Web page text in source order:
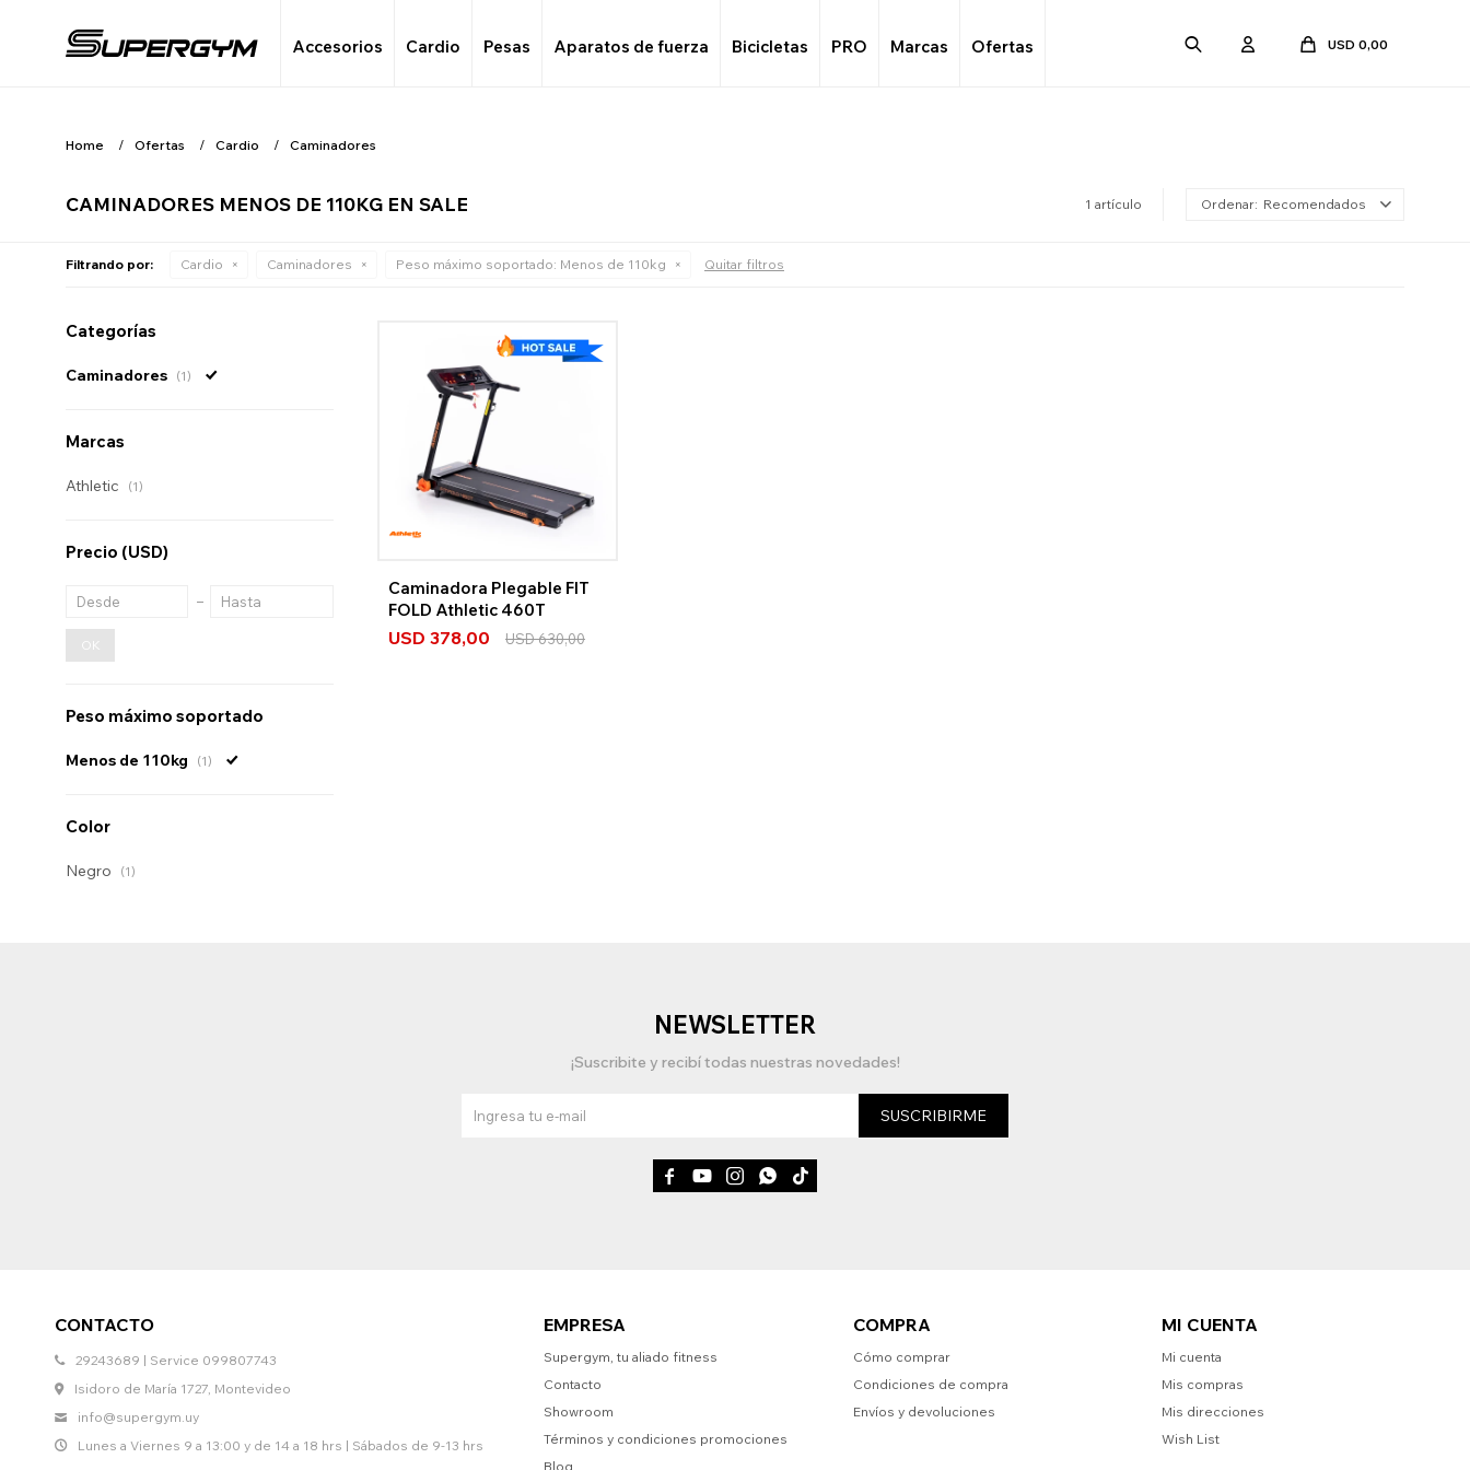
Accesorios Cardio Pesas Aparatos de fuerza Bicicletas PRO Marcas Ofertas USD 0,00
Home Ofertas Cardio Caminadores
CAMINADORES MENOS DE 110KG EN SALE 1 artículo Recomendados
Filtrando por: Cardio Caminadores Peso máximo soportado: Menos de 110kg Quitar filtros
Caminadora Plegable FIT
FOLD Athletic 460T
USD 378,00 USD630,00
Categorías
Caminadores (1)
Marcas
Athletic (1)
Precio (USD)
OK
Peso máximo soportado
Menos de 110kg (1)
Color
Negro (1)
CONTACTO
29243689 | Service 099807743
Isidoro de María 1727, Montevideo
info@supergym.uy
Lunes a Viernes 9 a 13:00 y de 14 a 18 hrs | Sábados de 9-13 hrs
EMPRESA
Supergym, tu aliado fitness
Contacto
Showroom
Términos y condiciones promociones
Blog
COMPRA
Cómo comprar
Condiciones de compra
Envíos y devoluciones
MI CUENTA
Mi cuenta
Mis compras
Mis direcciones
Wish List
NEWSLETTER
¡Suscribite y recibí todas nuestras novedades!
SUSCRIBIRME
    